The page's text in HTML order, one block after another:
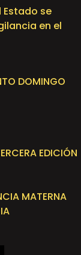
se
en el
DOMINGO
EDICIÓN
MATERNA